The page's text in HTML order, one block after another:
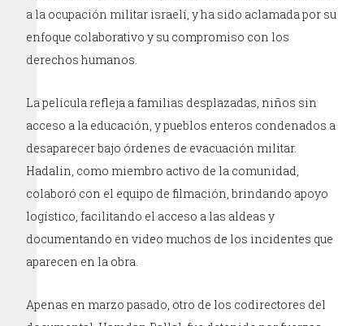
a la ocupación militar israelí, y ha sido aclamada por su
enfoque colaborativo y su compromiso con los
derechos humanos.
La película refleja a familias desplazadas, niños sin
acceso a la educación, y pueblos enteros condenados a
desaparecer bajo órdenes de evacuación militar.
Hadalin, como miembro activo de la comunidad,
colaboró con el equipo de filmación, brindando apoyo
logístico, facilitando el acceso a las aldeas y
documentando en video muchos de los incidentes que
aparecen en la obra.
Apenas en marzo pasado, otro de los codirectores del